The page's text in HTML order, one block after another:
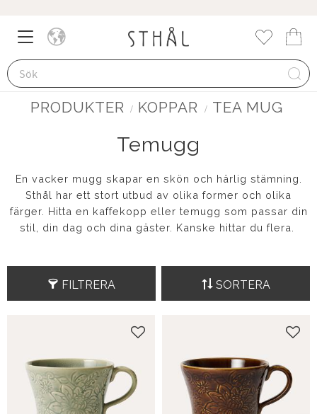
Meny
PRODUKTER KOPPAR TEA MUG
Temugg
En vacker mugg skapar en skön och härlig stämning.
Sthål har ett stort utbud av olika former och olika
färger. Hitta en kaffekopp eller temugg som passar din
stil, din dag och dina gäster. Kanske hittar du flera.
FILTRERA SORTERA
Lägg till i favoriter